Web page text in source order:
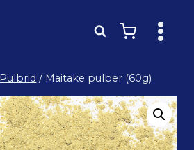
Pulbrid / Maitake pulber (60g)